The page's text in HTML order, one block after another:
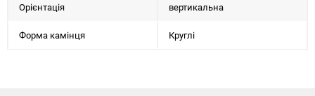
Орієнтація вертикальна
Форма камінця Круглі